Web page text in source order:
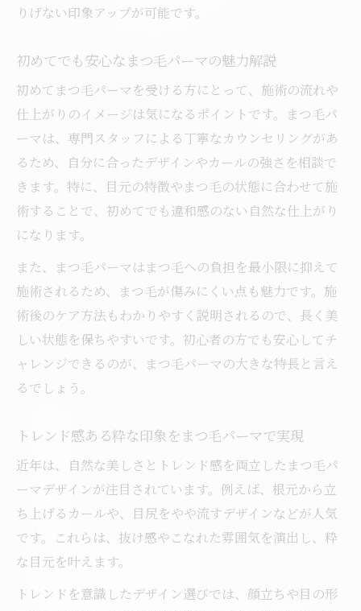
メイクが楽になるまつ毛パーマのメリット
由
時短を叶えるまつ毛パーマ活用テクニック
まつ毛パーマがメイク時間短縮に役立つポ
イント
自分らしい粋なデザインに出会うコツ
まつ毛パーマで理想の粋なデザインを見つ
けるヒント
び方
まつ毛パーマのデザイン選びで失敗しない
秘訣
ナチュラルから粋までまつ毛パーマで幅広
方法
まつ毛パーマが向いていない方の特徴も解説
まつ毛パーマが合わない方の特徴と注意点
解説
まつ毛パーマを控えた方がよいケースとは
まつ毛パーマが向いていない方の見極め方
施術前に確認したいまつ毛パーマの適性
りげない印象アップが可能です。
初めてでも安心なまつ毛パーマの魅力解説
初めてまつ毛パーマを受ける方にとって、施術の流れや
仕上がりのイメージは気になるポイントです。まつ毛パ
ーマは、専門スタッフによる丁寧なカウンセリングがあ
るため、自分に合ったデザインやカールの強さを相談で
きます。特に、目元の特徴やまつ毛の状態に合わせて施
術することで、初めてでも違和感のない自然な仕上がり
になります。
また、まつ毛パーマはまつ毛への負担を最小限に抑えて
施術されるため、まつ毛が傷みにくい点も魅力です。施
術後のケア方法もわかりやすく説明されるので、長く美
しい状態を保ちやすいです。初心者の方でも安心してチ
ャレンジできるのが、まつ毛パーマの大きな特長と言え
るでしょう。
トレンド感ある粋な印象をまつ毛パーマで実現
近年は、自然な美しさとトレンド感を両立したまつ毛パ
ーマデザインが注目されています。例えば、根元から立
ち上げるカールや、目尻をやや流すデザインなどが人気
です。これらは、抜け感やこなれた雰囲気を演出し、粋
な目元を叶えます。
トレンドを意識したデザイン選びでは、顔立ちや目の形